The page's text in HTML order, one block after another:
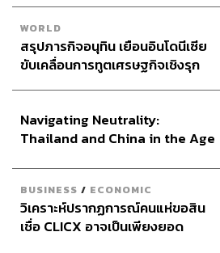
WORLD
สรุปภารกิจอนุทิน เยือนอินโดนีเซีย
ขับเคลื่อนการทูตเศรษฐกิจเชิงรุก
Navigating Neutrality:
Thailand and China in the Age
BUSINESS / ECONOMIC
วิเคราะห์ปรากฏการณ์คนแห่ขอสิน
เชื่อ CLICX อาจเป็นเพียงยอด